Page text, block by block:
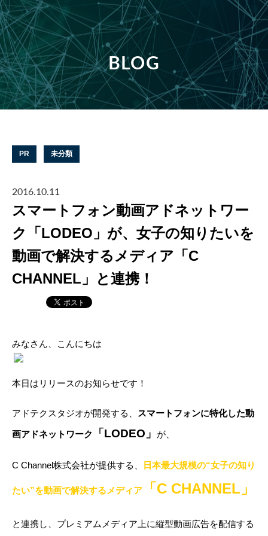
BLOG
PR 未分類
2016.10.11
スマートフォン動画アドネットワー
ク「LODEO」が、女子の知りたいを
動画で解決するメディア「C
CHANNEL」と連携！
みなさん、こんにちは
本日はリリースのお知らせです！
アドテクスタジオが開発する、 スマートフォンに特化した動
画アドネットワーク 「LODEO」 が、
C Channel株式会社が提供する、 日本最大規模の“女子の知り
たい”を動画で解決するメディア 「C CHANNEL」
と連携し、プレミアムメディア上に縦型動画広告を配信する